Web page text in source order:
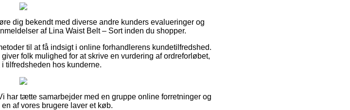
dig bekendt med diverse andre kunders evalueringer og
af Lina Waist Belt – Sort inden du shopper.
til at få indsigt i online forhandlerens kundetilfredshed.
folk mulighed for at skrive en vurdering af ordreforløbet,
tilfredsheden hos kunderne.
har tætte samarbejder med en gruppe online forretninger og
af vores brugere laver et køb.